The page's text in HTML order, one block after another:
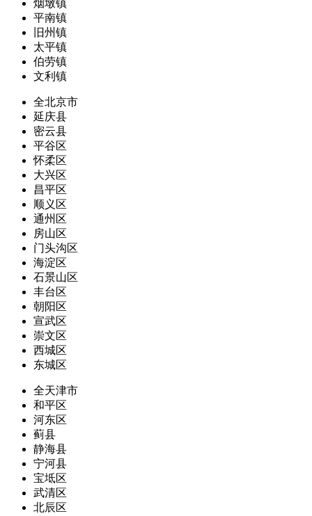
烟墩镇
平南镇
旧州镇
太平镇
伯劳镇
文利镇
全北京市
延庆县
密云县
平谷区
怀柔区
大兴区
昌平区
顺义区
通州区
房山区
门头沟区
海淀区
石景山区
丰台区
朝阳区
宣武区
崇文区
西城区
东城区
全天津市
和平区
河东区
蓟县
静海县
宁河县
宝坻区
武清区
北辰区